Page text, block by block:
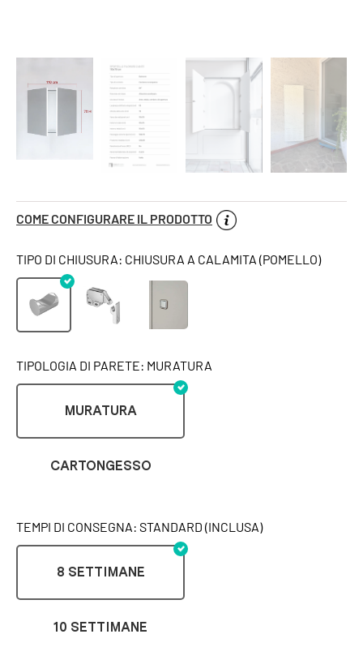
COME CONFIGURARE IL PRODOTTO
TIPO DI CHIUSURA: CHIUSURA A CALAMITA (POMELLO)
TIPOLOGIA DI PARETE: MURATURA
MURATURA
CARTONGESSO
TEMPI DI CONSEGNA: STANDARD (INCLUSA)
8 SETTIMANE
10 SETTIMANE